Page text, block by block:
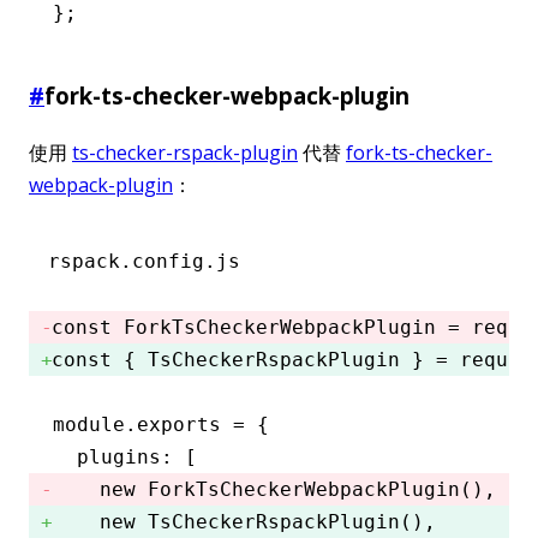
};
#fork-ts-checker-webpack-plugin
使用 ts-checker-rspack-plugin 代替fork-ts-checker-
webpack-plugin ：
rspack.config.js
const ForkTsCheckerWebpackPlugin =
const
{ TsCheckerRspackPlugin } =
module . exports = {
  plugins
:
[
    new
ForkTsCheckerWebpackPlugin () ,
    new
TsCheckerRspackPlugin () ,